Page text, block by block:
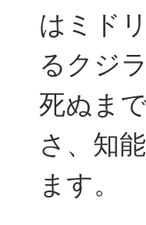
はミド
るクジ
死ぬま
さ、知
ます。